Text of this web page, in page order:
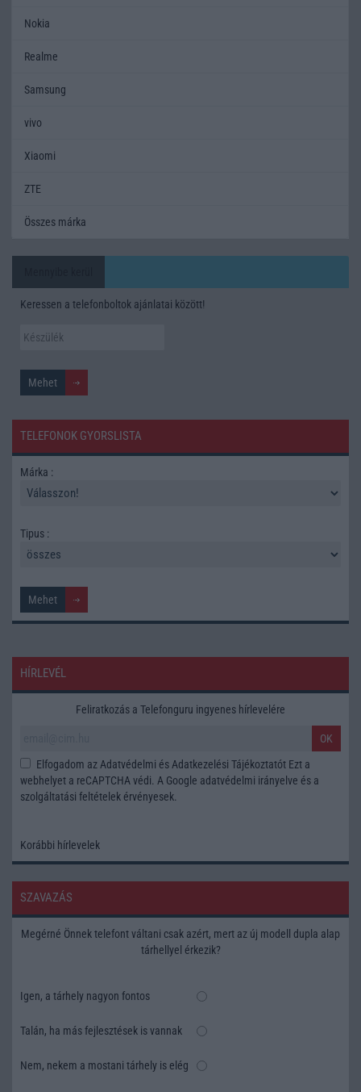
Nokia
Realme
Samsung
vivo
Xiaomi
ZTE
Összes márka
Keressen a telefonboltok ajánlatai között!
TELEFONOK GYORSLISTA
Márka :
Tipus :
HÍRLEVÉL
Feliratkozás a Telefonguru ingyenes hírlevelére
OK
Elfogadom az Adatvédelmi és Adatkezelési Tájékoztatót Ezt a
webhelyet a reCAPTCHA védi. A Google adatvédelmi irányelve és a
szolgáltatási feltételek érvényesek.
Korábbi hírlevelek
SZAVAZÁS
Megérné Önnek telefont váltani csak azért, mert az új modell dupla alap
tárhellyel érkezik?
Igen, a tárhely nagyon fontos
Talán, ha más fejlesztések is vannak
Nem, nekem a mostani tárhely is elég